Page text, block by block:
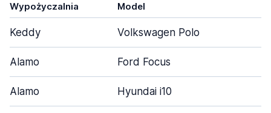
Wypożyczalnia Model
Keddy Volkswagen Polo
Alamo Ford Focus
Alamo Hyundai i10